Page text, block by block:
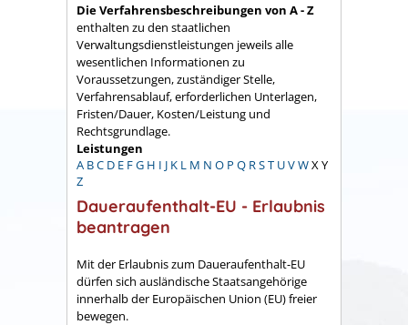
Die Verfahrensbeschreibungen von A - Z
enthalten zu den staatlichen
Verwaltungsdienstleistungen jeweils alle
wesentlichen Informationen zu
Voraussetzungen, zuständiger Stelle,
Verfahrensablauf, erforderlichen Unterlagen,
Fristen/Dauer, Kosten/Leistung und
Rechtsgrundlage.
Leistungen
A BC D E FG H I J K L M N O P Q RST UVWX Y
Z
Daueraufenthalt-EU - Erlaubnis
beantragen
Mit der Erlaubnis zum Daueraufenthalt-EU
dürfen sich ausländische Staatsangehörige
innerhalb der Europäischen Union (EU) freier
bewegen.